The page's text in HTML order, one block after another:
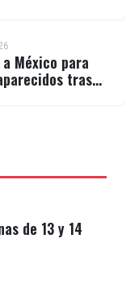
México para
tras
de 13 y 14